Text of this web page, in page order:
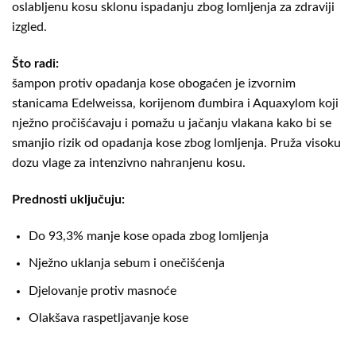
oslabljenu kosu sklonu ispadanju zbog lomljenja za zdraviji
izgled.
Što radi:
šampon protiv opadanja kose obogaćen je izvornim
stanicama Edelweissa, korijenom đumbira i Aquaxylom koji
nježno pročišćavaju i pomažu u jačanju vlakana kako bi se
smanjio rizik od opadanja kose zbog lomljenja. Pruža visoku
dozu vlage za intenzivno nahranjenu kosu.
Prednosti uključuju:
Do 93,3% manje kose opada zbog lomljenja
Nježno uklanja sebum i onečišćenja
Djelovanje protiv masnoće
Olakšava raspetljavanje kose